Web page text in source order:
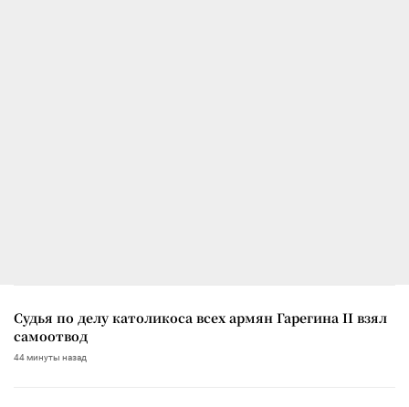
Судья по делу католикоса всех армян Гарегина II взял
самоотвод
44 минуты назад